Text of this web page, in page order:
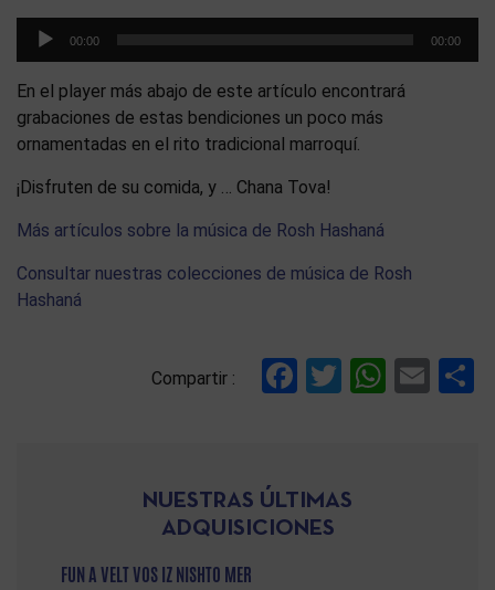
Reproductor
audio
00:00 00:00
En el player más abajo de este artículo encontrará
grabaciones de estas bendiciones un poco más
ornamentadas en el rito tradicional marroquí.
¡Disfruten de su comida, y … Chana Tova!
Más artículos sobre la música de Rosh Hashaná
Consultar nuestras colecciones de música de Rosh
Hashaná
Compartir : Facebook
Twitter
NUESTRAS ÚLTIMAS
ADQUISICIONES
FUN A VELT VOS IZ NISHTO MER